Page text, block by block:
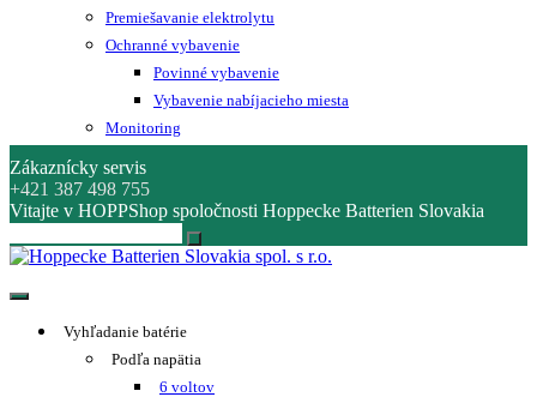
Premiešavanie elektrolytu
Ochranné vybavenie
Povinné vybavenie
Vybavenie nabíjacieho miesta
Monitoring
Zákaznícky servis
+421 387 498 755
Vitajte v HOPPShop spoločnosti Hoppecke Batterien Slovakia
Hoppecke Batterien Slovakia spol. s r.o.
Online B2B konfigurátor HOPPECKE
Vyhľadanie batérie
Podľa napätia
6 voltov